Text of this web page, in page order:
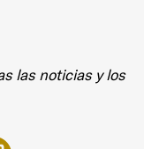
las noticias y los